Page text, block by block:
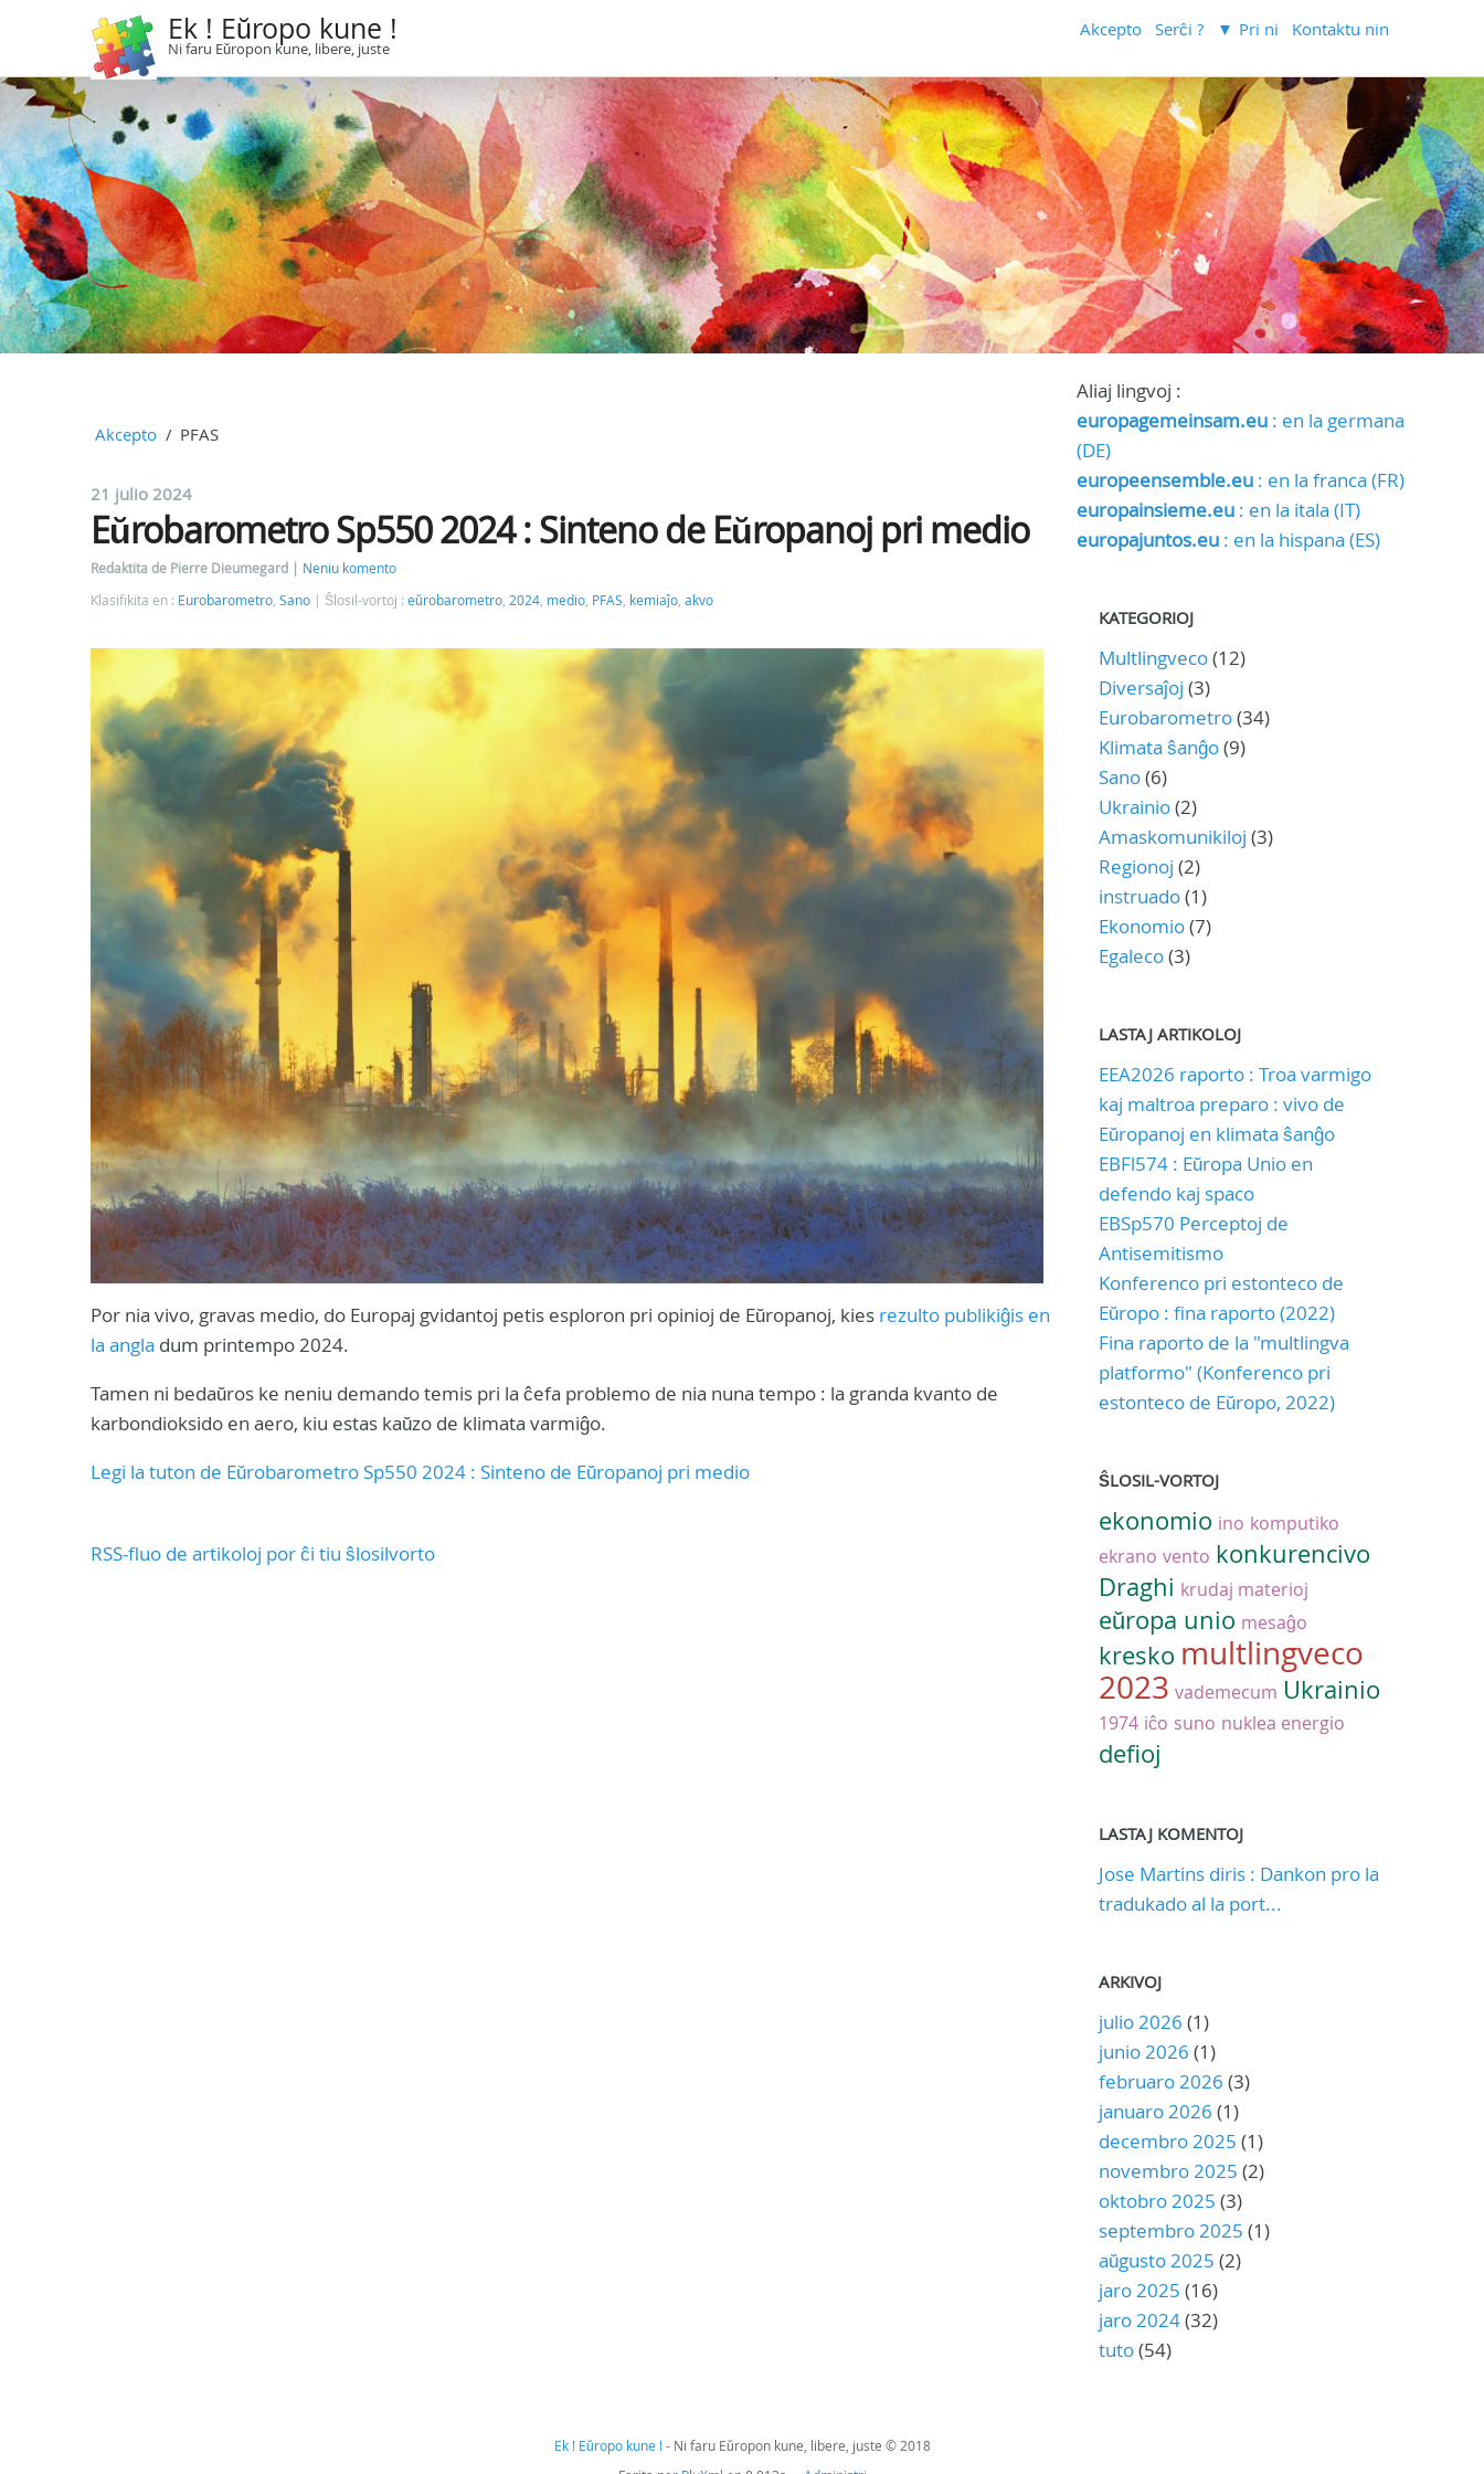
Ek ! Eŭropo kune !
Ni faru Eŭropon kune, libere, juste
Akcepto Serĉi ? Pri ni Kontaktu nin
Akcepto PFAS
21 julio 2024
Eŭrobarometro Sp550 2024 : Sinteno de Eŭropanoj pri medio
Redaktita de Pierre Dieumegard
Neniu komento
Klasifikita en : Eurobarometro, Sano Ŝlosil-vortoj : eŭrobarometro, 2024, medio, PFAS, kemiaĵo, akvo
Por nia vivo, gravas medio, do Europaj gvidantoj petis esploron pri opinioj de Eŭropanoj, kies rezulto publikiĝis en
la angla dum printempo 2024.
Tamen ni bedaŭros ke neniu demando temis pri la ĉefa problemo de nia nuna tempo : la granda kvanto de
karbondioksido en aero, kiu estas kaŭzo de klimata varmiĝo.
Legi la tuton de Eŭrobarometro Sp550 2024 : Sinteno de Eŭropanoj pri medio
RSS-fluo de artikoloj por ĉi tiu ŝlosilvorto
Aliaj lingvoj :
europagemeinsam.eu: en la germana
(DE)
europeensemble.eu: en la franca (FR)
europainsieme.eu: en la itala (IT)
europajuntos.eu: en la hispana (ES)
KATEGORIOJ
Multlingveco(12)
Diversaĵoj (3)
Eurobarometro(34)
Klimata ŝanĝo(9)
Sano(6)
Ukrainio(2)
Amaskomunikiloj (3)
Regionoj (2)
instruado(1)
Ekonomio(7)
Egaleco(3)
LASTAJ ARTIKOLOJ
EEA2026 raporto : Troa varmigo
kaj maltroa preparo : vivo de
Eŭropanoj en klimata ŝanĝo
EBFl574 : Eŭropa Unio en
defendo kaj spaco
EBSp570 Perceptoj de
Antisemitismo
Konferenco pri estonteco de
Eŭropo : fina raporto (2022)
Fina raporto de la "multlingva
platformo" (Konferenco pri
estonteco de Eŭropo, 2022)
ŜLOSIL-VORTOJ
ekonomio ino komputiko
ekrano vento konkurencivo
Draghi krudaj materioj
eŭropa unio mesaĝo
kresko multlingveco
2023 vademecum Ukrainio
1974 iĉo suno nuklea energio
defioj
LASTAJ KOMENTOJ
Jose Martins diris : Dankon pro la
tradukado al la port...
ARKIVOJ
julio 2026 (1)
junio 2026 (1)
februaro 2026 (3)
januaro 2026 (1)
decembro 2025 (1)
novembro 2025 (2)
oktobro 2025 (3)
septembro 2025 (1)
aŭgusto 2025 (2)
jaro 2025 (16)
jaro 2024(32)
tuto(54)
Ek ! Eŭropo kune !- Ni faru Eŭropon kune, libere, juste © 2018